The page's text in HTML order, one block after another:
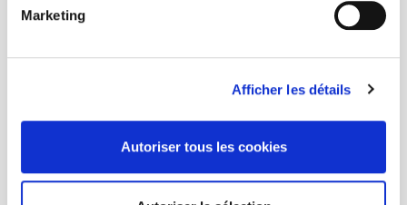
Marketing
Afficher les détails
Autoriser tous les cookies
SCIENCES PO UNIVERSITY PRESS has a threefold role: to publish
CONTACTS